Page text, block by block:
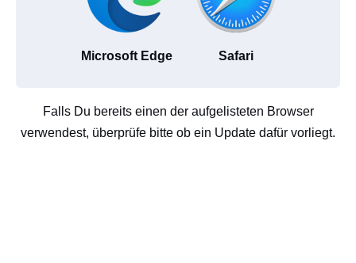
Microsoft Edge Safari
Falls Du bereits einen der aufgelisteten Browser
verwendest, überprüfe bitte ob ein Update dafür vorliegt.